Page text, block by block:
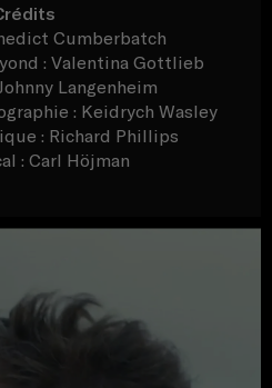
Cumberbatch
: Valentina Gottlieb
Langenheim
: Keidrych Wasley
: Richard Phillips
: Carl Höjman